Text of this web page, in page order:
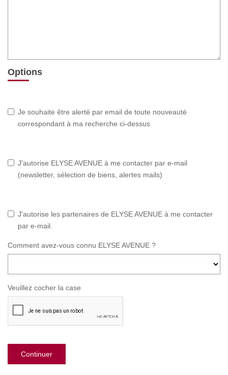
Options
Je souhaite être alerté par email de toute nouveauté
correspondant à ma recherche ci-dessus
J'autorise ELYSE AVENUE à me contacter par e-mail
(newsletter, sélection de biens, alertes mails)
J'autorise les partenaires de ELYSE AVENUE à me contacter
par e-mail.
Comment avez-vous connu ELYSE AVENUE ?
Veuillez cocher la case
Continuer